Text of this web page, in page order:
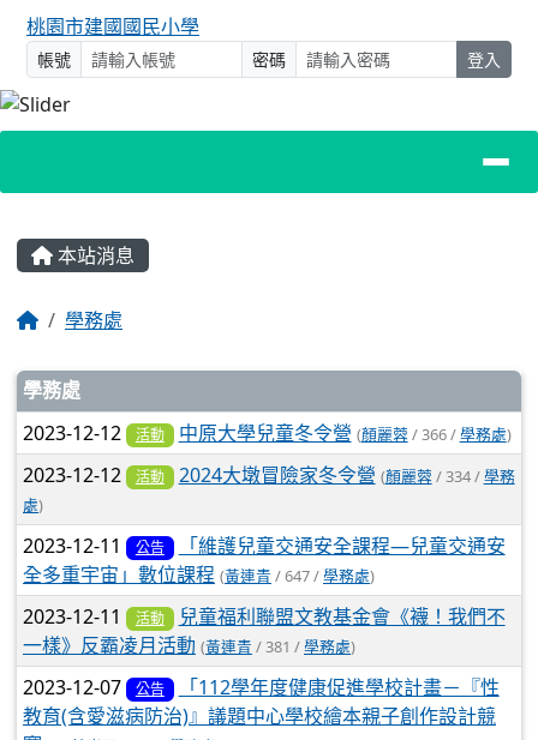
桃園市建國國民小學
帳號 密碼 登入
主內容區域
本站消息
回首頁學務處
文章列表
學務處
2023-12-12 活動 中原大學兒童冬令營 (顏麗蓉/ 366 /學務處)
2023-12-12 活動 2024大墩冒險家冬令營 (顏麗蓉/ 334 /學務
處)
2023-12-11 公告
「維護兒童交通安全課程—兒童交通安
全多重宇宙」數位課程 (黃連青 / 647 /學務處)
2023-12-11 活動
兒童福利聯盟文教基金會《襪！我們不
一樣》反霸凌月活動 (黃連青 / 381 /學務處)
2023-12-07 公告
「112學年度健康促進學校計畫－『性
教育(含愛滋病防治)』議題中心學校繪本親子創作設計競